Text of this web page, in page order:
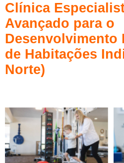
Clínica
Avançado para o
Desenvolvimento
de Habitações
Norte)